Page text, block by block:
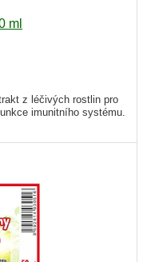
ml
z léčivých rostlin pro
imunitního systému.